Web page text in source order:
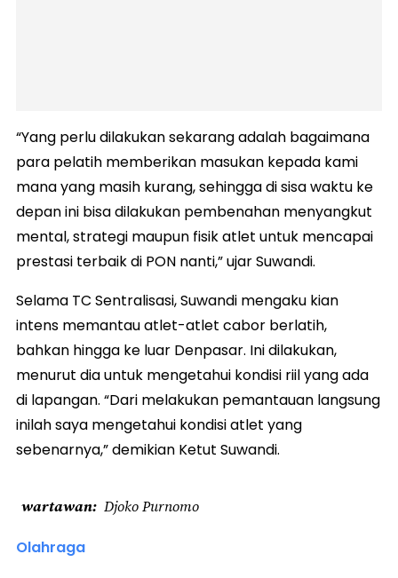
“Yang perlu dilakukan sekarang adalah bagaimana
para pelatih memberikan masukan kepada kami
mana yang masih kurang, sehingga di sisa waktu ke
depan ini bisa dilakukan pembenahan menyangkut
mental, strategi maupun fisik atlet untuk mencapai
prestasi terbaik di PON nanti,” ujar Suwandi.
Selama TC Sentralisasi, Suwandi mengaku kian
intens memantau atlet-atlet cabor berlatih,
bahkan hingga ke luar Denpasar. Ini dilakukan,
menurut dia untuk mengetahui kondisi riil yang ada
di lapangan. “Dari melakukan pemantauan langsung
inilah saya mengetahui kondisi atlet yang
sebenarnya,” demikian Ketut Suwandi.
wartawan Djoko Purnomo
Olahraga